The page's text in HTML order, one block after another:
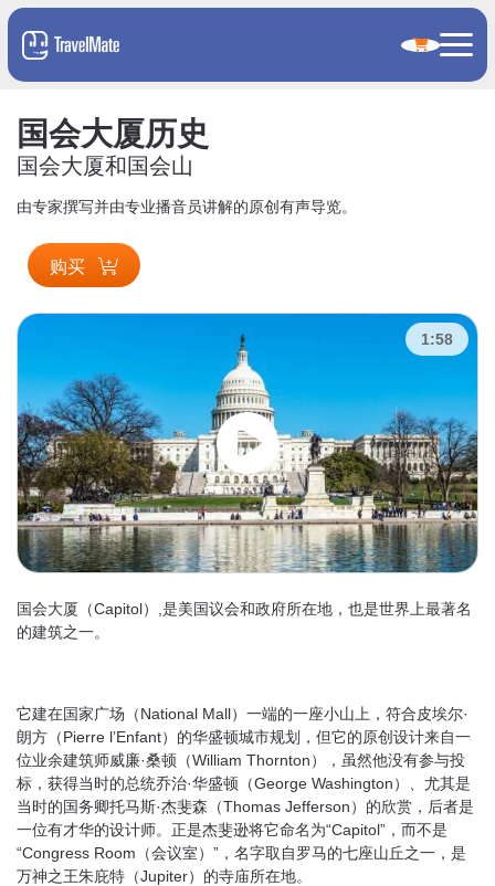
国会大厦历史
国会大厦和国会山
由专家撰写并由专业播音员讲解的原创有声导览。
购买
1:58
国会大厦（Capitol）,是美国议会和政府所在地，也是世界上最著名
的建筑之一。
它建在国家广场（National Mall）一端的一座小山上，符合皮埃尔·
朗方（Pierre l’Enfant）的华盛顿城市规划，但它的原创设计来自一
位业余建筑师威廉·桑顿（William Thornton），虽然他没有参与投
标，获得当时的总统乔治·华盛顿（George Washington）、尤其是
当时的国务卿托马斯·杰斐森（Thomas Jefferson）的欣赏，后者是
一位有才华的设计师。正是杰斐逊将它命名为“Capitol”，而不是
“Congress Room（会议室）”，名字取自罗马的七座山丘之一，是
万神之王朱庇特（Jupiter）的寺庙所在地。